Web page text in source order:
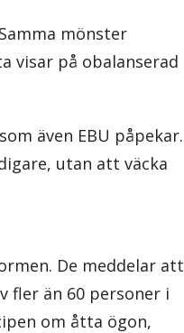
mönster
visar på obalanserad
även EBU påpekar.
utan att väcka
De meddelar att
fler än 60 personer i
om åtta ögon,